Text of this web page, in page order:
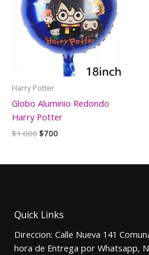
Harry Potter
Globo Aluminio Redondo
Harry Potter
$1.000El
era:
$700El
es:
Quick Links
Direccion: Calle Nueva 141
hora de Entrega por Whatsapp,